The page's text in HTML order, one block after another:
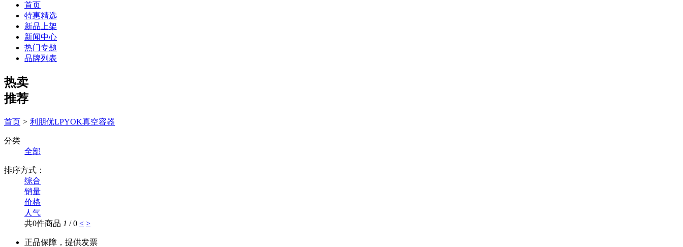
首页
特惠精选
新品上架
新闻中心
热门专题
品牌列表
热卖
推荐
首页 > 利朋优LPYOK真空容器
分类
全部
排序方式：
综合
销量
价格
人气
共0件商品 1 / 0 < >
正品保障，提供发票